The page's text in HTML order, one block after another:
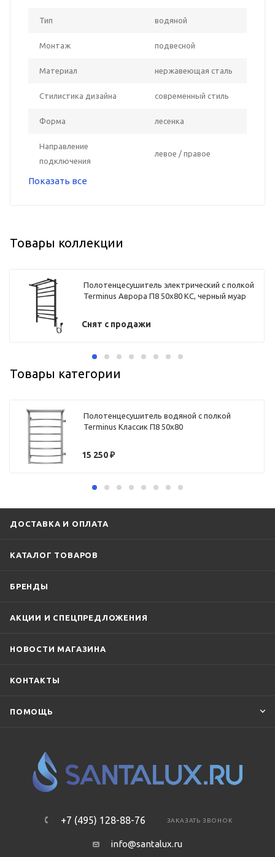
Тип водяной
Монтаж подвесной
Материал нержавеющая сталь
Стилистика дизайна современный стиль
Форма лесенка
Направление
подключения
левое / правое
Показать все
Товары коллекции
Полотенцесушитель электрический с полкой
Terminus Аврора П8 50х80 КС, черный муар
Снят с продажи
Товары категории
Полотенцесушитель водяной с полкой
Terminus Классик П8 50х80
15 250₽
ДОСТАВКА И ОПЛАТА
КАТАЛОГ ТОВАРОВ
БРЕНДЫ
АКЦИИ И СПЕЦПРЕДЛОЖЕНИЯ
НОВОСТИ МАГАЗИНА
КОНТАКТЫ
ПОМОЩЬ
+7 (495) 128-88-76 ЗАКАЗАТЬ ЗВОНОК
info@santalux.ru